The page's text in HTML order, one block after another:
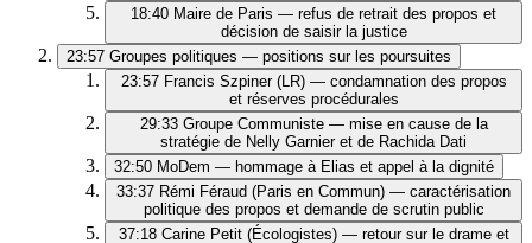
18:40 Maire de Paris — refus de retrait des propos et
décision de saisir la justice
23:57 Groupes politiques — positions sur les poursuites
23:57 Francis Szpiner (LR) — condamnation des propos
et réserves procédurales
29:33 Groupe Communiste — mise en cause de la
stratégie de Nelly Garnier et de Rachida Dati
32:50 MoDem — hommage à Elias et appel à la dignité
33:37 Rémi Féraud (Paris en Commun) — caractérisation
politique des propos et demande de scrutin public
37:18 Carine Petit (Écologistes) — retour sur le drame et